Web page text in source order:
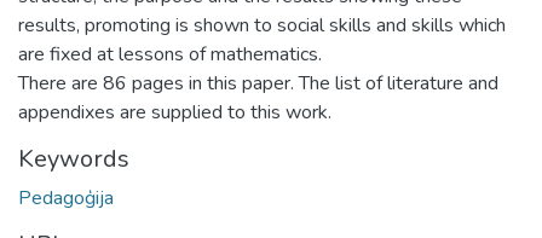
results, promoting is shown to social skills and skills which
are fixed at lessons of mathematics.
There are 86 pages in this paper. The list of literature and
appendixes are supplied to this work.
Keywords
Pedagoģija